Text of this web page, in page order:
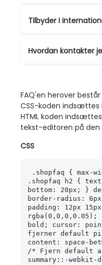
Tilbyder I
Hvordan kontakter
FAQ'en herover
CSS-koden indsættes
HTML koden
tekst-editoren på
CSS
.shopfaq h2 {
bottom: 20px; }
border-radius:
padding: 12px
rgba(0,0,0,0.05);
bold; cursor:
fjerner default
content: space-
/* Fjern default
summary::-